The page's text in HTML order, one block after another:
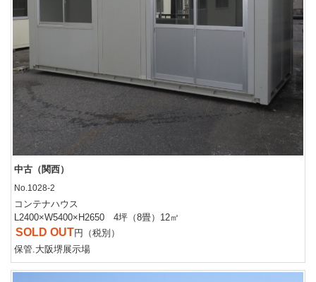
中古（関西）
No.1028-2
コンテナハウス
L2400×W5400×H2650 4坪（8畳）12㎡
SOLD OUT円（税別）
保管.大阪堺展示場